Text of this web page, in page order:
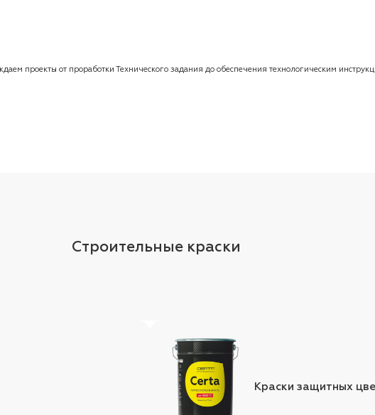
проекты от проработки Технического задания до обеспечения технологическим
Строительные краски
Краски защитных